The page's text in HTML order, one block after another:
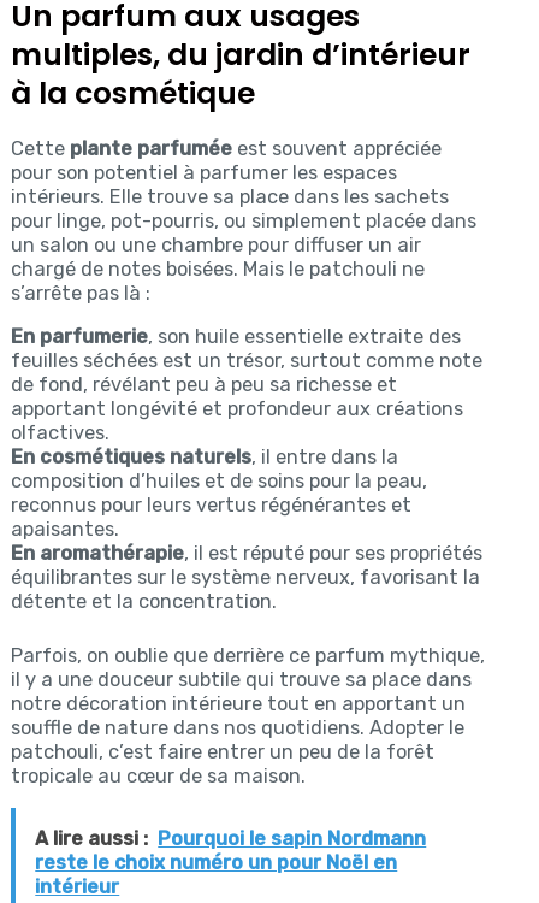
Un parfum aux usages
multiples, du jardin d’intérieur
à la cosmétique
Cette plante parfuméeest souvent appréciée
pour son potentiel à parfumer les espaces
intérieurs. Elle trouve sa place dans les sachets
pour linge, pot-pourris, ou simplement placée dans
un salon ou une chambre pour diffuser un air
chargé de notes boisées. Mais le patchouli ne
s’arrête pas là :
En parfumerie, son huile essentielle extraite des
feuilles séchées est un trésor, surtout comme note
de fond, révélant peu à peu sa richesse et
apportant longévité et profondeur aux créations
olfactives.
En cosmétiques naturels, il entre dans la
composition d’huiles et de soins pour la peau,
reconnus pour leurs vertus régénérantes et
apaisantes.
En aromathérapie, il est réputé pour ses propriétés
équilibrantes sur le système nerveux, favorisant la
détente et la concentration.
Parfois, on oublie que derrière ce parfum mythique,
il y a une douceur subtile qui trouve sa place dans
notre décoration intérieure tout en apportant un
souffle de nature dans nos quotidiens. Adopter le
patchouli, c’est faire entrer un peu de la forêt
tropicale au cœur de sa maison.
A lire aussi : Pourquoi le sapin Nordmann
reste le choix numéro un pour Noël en
intérieur